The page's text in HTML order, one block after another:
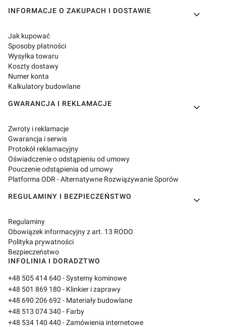
Linki w stopce
INFORMACJE O ZAKUPACH I DOSTAWIE
Jak kupować
Sposoby płatności
Wysyłka towaru
Koszty dostawy
Numer konta
Kalkulatory budowlane
GWARANCJA I REKLAMACJE
Zwroty i reklamacje
Gwarancja i serwis
Protokół reklamacyjny
Oświadczenie o odstąpieniu od umowy
Pouczenie odstąpienia od umowy
Platforma ODR - Alternatywne Rozwiązywanie Sporów
REGULAMINY I BEZPIECZEŃSTWO
Regulaminy
Obowiązek informacyjny z art. 13 RODO
Polityka prywatności
Bezpieczeństwo
INFOLINIA I DORADZTWO
+48 505 414 640 - Systemy kominowe
+48 501 869 180 - Klinkier i zaprawy
+48 690 206 692 - Materiały budowlane
+48 513 074 340 - Farby
+48 534 140 440 - Zamówienia internetowe